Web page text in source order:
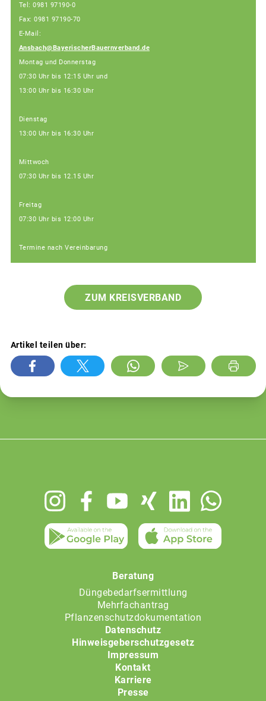
Tel: 0981 97190-0
Fax: 0981 97190-70
E-Mail:
Ansbach@BayerischerBauernverband.de
Montag und Donnerstag
07:30 Uhr bis 12:15 Uhr und
13:00 Uhr bis 16:30 Uhr
Dienstag
13:00 Uhr bis 16:30 Uhr
Mittwoch
07:30 Uhr bis 12.15 Uhr
Freitag
07:30 Uhr bis 12:00 Uhr
Termine nach Vereinbarung
ZUM KREISVERBAND
Artikel teilen über:
Beratung
Düngebedarfsermittlung
Mehrfachantrag
Pflanzenschutzdokumentation
Datenschutz
Hinweisgeberschutzgesetz
Impressum
Kontakt
Karriere
Presse